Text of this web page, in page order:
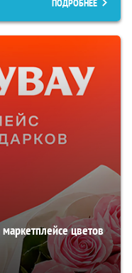
ПОДРОБНЕЕ
цветов